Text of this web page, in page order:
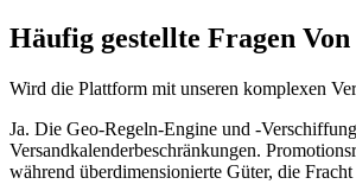
Häufig gestellte Fragen
Wird die Plattform mit unseren komplexen
Ja. Die Geo-Regeln-Engine und -
Versandkalenderbeschränkungen.
während überdimensionierte Güter, die